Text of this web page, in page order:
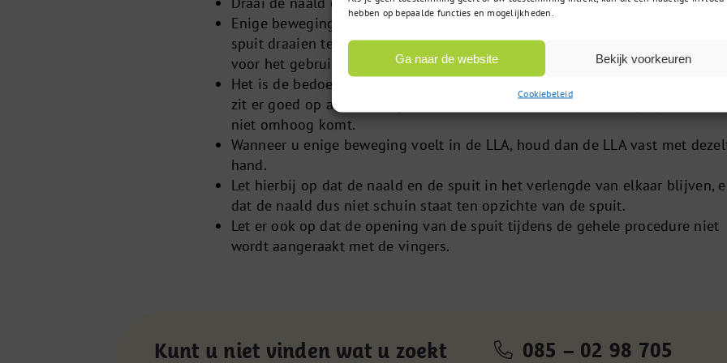
hebben op bepaalde functies en mogelijkheden.
Ga naar de website Bekijk voorkeuren
Cookiebeleid
Enige beweging van de LLA om de as van de spuit kan plaats vinden (LLA en
spuit draaien ten opzichte van elkaar). Dit heeft in principe geen
voor het gebruik.
Het is de bedoeling dat u de veiligheidsnaald er ver genoeg opdraait. De
zit er goed op als deze tegen de rand van de LLA zit. Let hierbij op dat de LLA
niet omhoog komt.
Wanneer u enige beweging voelt in de LLA, houd dan de LLA vast met
hand.
Let hierbij op dat de naald en de spuit in het verlengde van elkaar blijven,
dat de naald dus niet schuin staat ten opzichte van de spuit.
Let er ook op dat de opening van de spuit tijdens de gehele procedure niet
wordt aangeraakt met de vingers.
Kunt u niet vinden wat u zoekt
085 – 02 98 705